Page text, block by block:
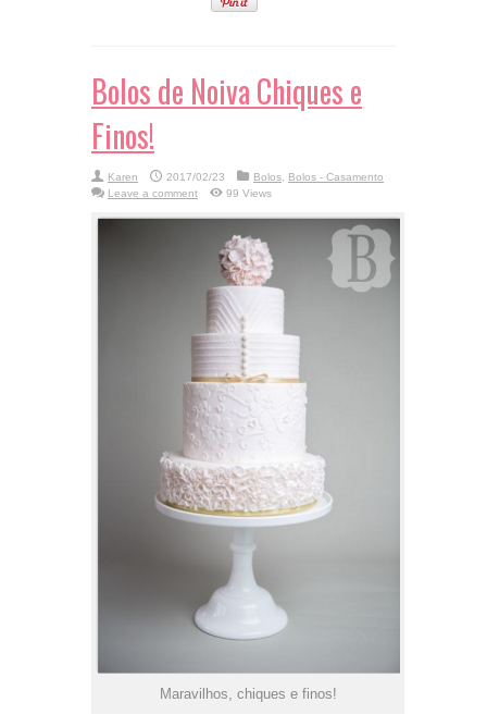
Bolos de Noiva Chiques e
Finos!
Karen 2017/02/23 Bolos, Bolos - Casamento
Leave a comment
99 Views
Maravilhos, chiques e finos!